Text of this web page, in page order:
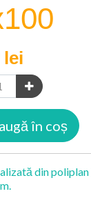
lei
în coș
din